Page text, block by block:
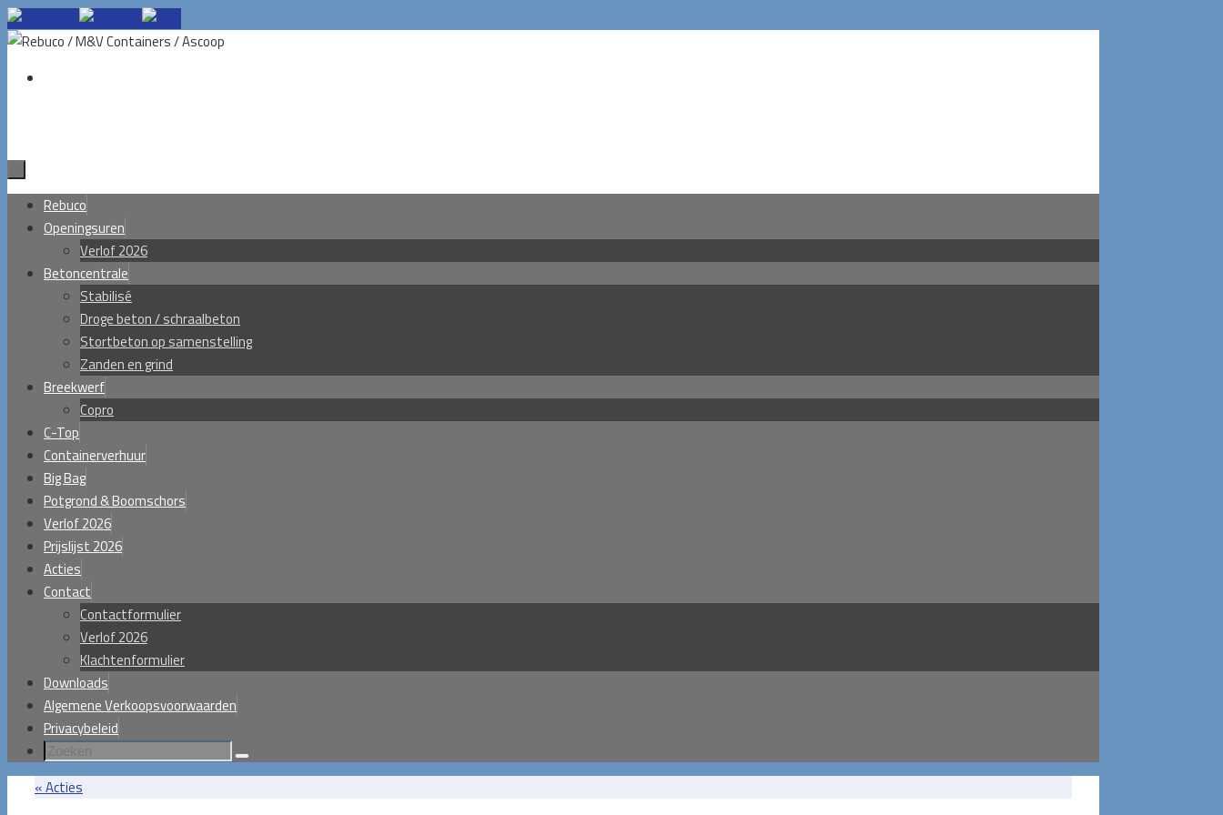
Ga
naar
inhoud
naar
inhoud
Rebuco
Openingsuren
Verlof 2026
Betoncentrale
Stabilisé
Droge beton / schraalbeton
Stortbeton op samenstelling
Zanden en grind
Breekwerf
Copro
C-Top
Containerverhuur
Big Bag
Potgrond & Boomschors
Verlof 2026
Prijslijst 2026
Acties
Contact
Contactformulier
Verlof 2026
Klachtenformulier
Downloads
Algemene Verkoopsvoorwaarden
Privacybeleid
naar:
Zoeken
«Acties